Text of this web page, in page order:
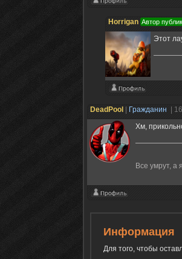
Horrigan Автор
Этот
DeadPool Гражданин
|
Хм,
Все умрут, а
Информация
Для того, чтобы